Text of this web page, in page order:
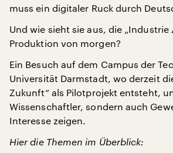
muss ein digitaler Ruck durch
Und wie sieht sie aus, die „Industrie
Produktion von morgen?
Ein Besuch auf dem Campus der
Universität Darmstadt, wo derzeit
Zukunft“ als Pilotprojekt entsteht,
Wissenschaftler, sondern auch
Interesse zeigen.
Hier die Themen im Überblick: